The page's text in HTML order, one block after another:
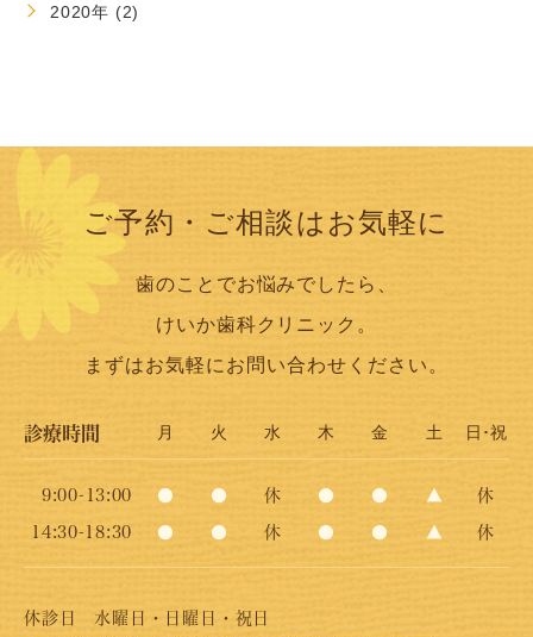
2020年 (2)
ご予約・ご相談はお気軽に
歯のことでお悩みでしたら、
けいか歯科クリニック。
まずはお気軽にお問い合わせください。
診療時間 月 火 水 木 金 土 日･祝
9:00-13:00 ● ● 休 ● ● ▲ 休
14:30-18:30 ● ● 休 ● ● ▲ 休
休診日
水曜日・日曜日・祝日